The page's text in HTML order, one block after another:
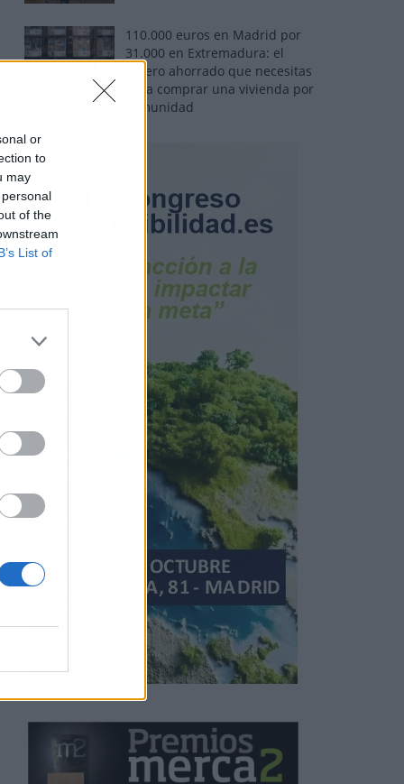
or
to
may
of the
List of
110.000 euros en Madrid por
31.000 en Extremadura: el
dinero ahorrado que necesitas
para comprar una vivienda por
comunidad